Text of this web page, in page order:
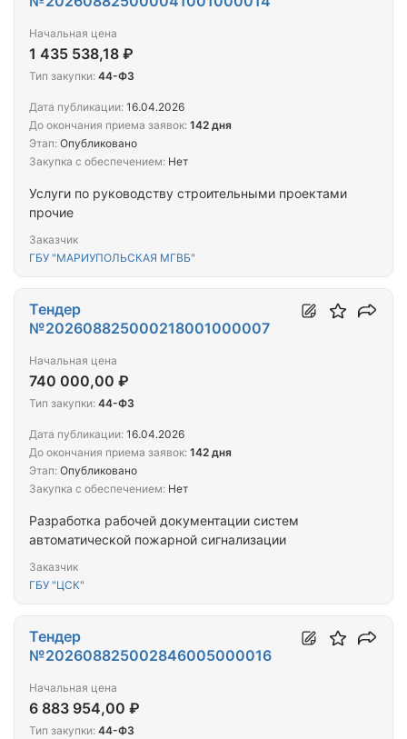
Услуги по руководству строительными проектами
прочие
Заказчик
ГБУ "МАРИУПОЛЬСКАЯ МГВБ"
Начальная цена
1 435 538,18 ₽
Тип закупки: 44-ФЗ
Дата публикации: 16.04.2026
До окончания приема заявок: 142 дня
Этап: Опубликовано
Закупка с обеспечением: Нет
Разработка рабочей документации систем
автоматической пожарной сигнализации
Заказчик
ГБУ "ЦСК"
Тендер
№202608825000218001000007
Начальная цена
740 000,00 ₽
Тип закупки: 44-ФЗ
Дата публикации: 16.04.2026
До окончания приема заявок: 142 дня
Этап: Опубликовано
Закупка с обеспечением: Нет
Тендер
№202608825002846005000016
Начальная цена
6 883 954,00 ₽
Тип закупки: 44-ФЗ